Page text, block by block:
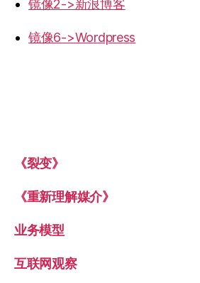
镜像2->新浪博客
镜像6->Wordpress
《裂变》
《重新理解媒介》
业务模型
互联网观察